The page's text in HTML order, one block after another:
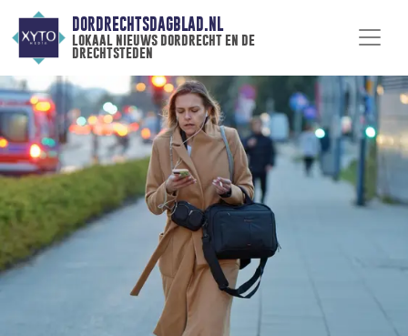
DORDRECHTSDAGBLAD.NL
lokaal nieuws dordrecht en de
drechtsteden